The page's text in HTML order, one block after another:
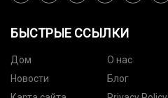
БЫСТРЫЕ ССЫЛКИ
Дом О нас
Новости
Блог